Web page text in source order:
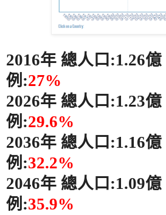
2016年 總人口 :1.26億
例:27%
2026年 總人口 :1.23億
例:29.6%
2036年 總人口 :1.16億
例:32.2%
2046年 總人口 :1.09億
例:35.9%